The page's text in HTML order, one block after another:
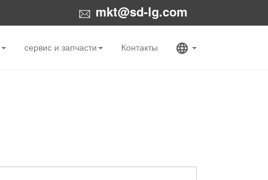
mkt@sd-lg.com
сервис и запчасти Контакты